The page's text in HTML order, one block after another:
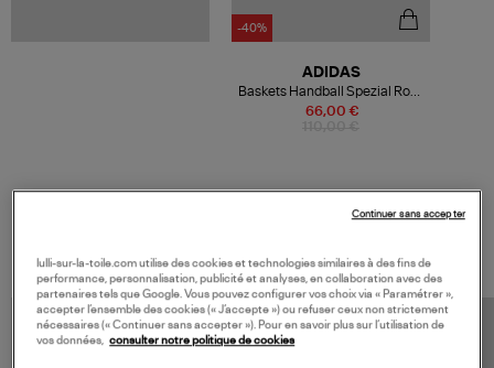
-40%
66,00 €
ADIDAS
Baskets Handball Spezial Rose
Pâle, Bleu Marine, Gomme
lulli-sur-la-toile.com utilise des cookies et technologies similaires à des fins de
performance, personnalisation, publicité et analyses, en collaboration avec des
partenaires tels que Google. Vous pouvez configurer vos choix via « Paramétrer »,
accepter l’ensemble des cookies (« J’accepte ») ou refuser ceux non strictement
nécessaires (« Continuer sans accepter »). Pour en savoir plus sur l’utilisation de
vos données, consulter notre politique de cookies
Continuer sans accepter